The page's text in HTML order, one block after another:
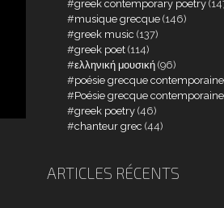
greek contemporary poetry
musique grecque (146)
greek music (137)
greek poet (114)
ελληνική μουσική (96)
poésie grecque contemporaine
Poésie grecque contemporaine
greek poetry (46)
chanteur grec (44)
ARTICLES RÉCENTS